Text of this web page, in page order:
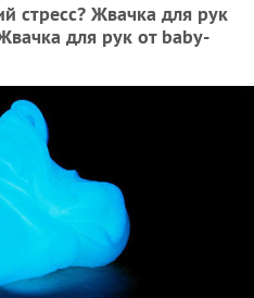
стресс? Жвачка для рук
для рук от baby-